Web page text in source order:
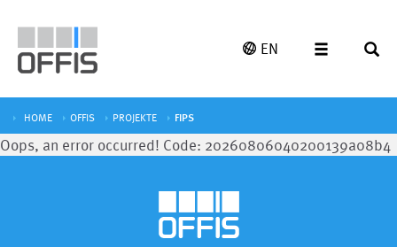
EN
HOME OFFIS PROJEKTE FIPS
Oops, an error occurred! Code: 20260806040200139a08b4